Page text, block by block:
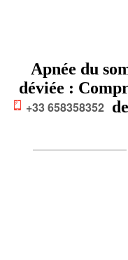
+33 658358352
Apnée du
déviée :